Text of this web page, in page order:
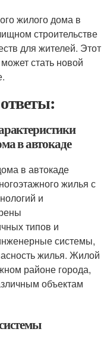
жилого дома в
строительстве
для жителей. Этот
стать новой
в автокаде
в автокаде
жилья с
и
типов и
системы,
жилья. Жилой
районе города,
объектам